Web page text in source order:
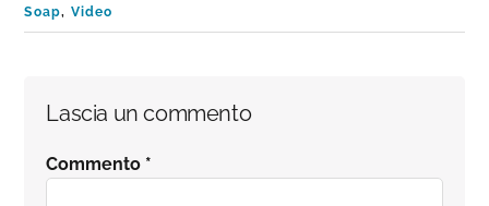
Soap, Video
Interazioni
del
Lascia un commento
Commento *